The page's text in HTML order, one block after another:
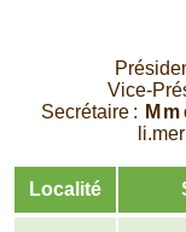
Vice-
Secrétaire :
Localité